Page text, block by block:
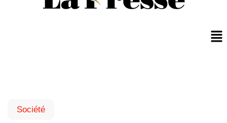
Société